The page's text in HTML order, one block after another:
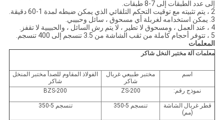
إلى عدد الطبقات إلى 7-8 طبقات.
2 ، يتم تثبيته مع توقيت التحكم التلقائي الذي يمكن ضبطه لمدة 1-60 دقيقة.
3. يمكن استخدامه لغربلة أي مسحوق ، سائل وحبيبي.
4 ، عند العمل ، ومسحوق لا تطير ، لا يتم رش السائل ، والحبيبية لا تقفز.
5 ، تتوفر أحجام كاملة من ثقب الشاشة من 3.5 تنسجم إلى 400 تنسجم.
المعلمات
معلمات آلة مختبر النخل شاكر
اسم
مختبر طبيعي غربال
شاكر
الفولاذ المقاوم للصدأ مختبر المنخل
شاكر
نموذج رقم:
ZS-200
BZS-200
قطر غربال الشاشة
(مم)
تنسجم 5-350 تنسجم 5-350